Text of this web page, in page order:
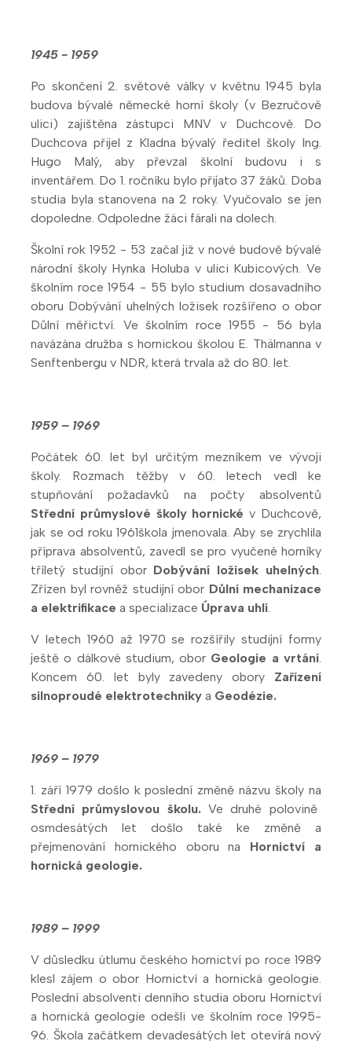
1945 - 1959
Po skončení 2. světové války v květnu 1945 byla
budova bývalé německé horní školy (v Bezručově
ulici) zajištěna zástupci MNV v Duchcově. Do
Duchcova přijel z Kladna bývalý ředitel školy Ing.
Hugo Malý, aby převzal školní budovu i s
inventářem. Do 1. ročníku bylo přijato 37 žáků. Doba
studia byla stanovena na 2 roky. Vyučovalo se jen
dopoledne. Odpoledne žáci fárali na dolech.
Školní rok 1952 - 53 začal již v nové budově bývalé
národní školy Hynka Holuba v ulici Kubicových. Ve
školním roce 1954 - 55 bylo studium dosavadního
oboru Dobývání uhelných ložisek rozšířeno o obor
Důlní měřictví. Ve školním roce 1955 - 56 byla
navázána družba s hornickou školou E. Thälmanna v
Senftenbergu v NDR, která trvala až do 80. let.
1959 – 1969
Počátek 60. let byl určitým mezníkem ve vývoji
školy. Rozmach těžby v 60. letech vedl ke
stupňování požadavků na počty absolventů
Střední průmyslové školy hornickév Duchcově,
jak se od roku 1961škola jmenovala. Aby se zrychlila
příprava absolventů, zavedl se pro vyučené horníky
tříletý studijní obor Dobývání ložisek uhelných.
Zřízen byl rovněž studijní obor Důlní mechanizace
a elektrifikace a specializace Úprava uhlí.
V letech 1960 až 1970 se rozšířily studijní formy
ještě o dálkové studium, obor Geologie a vrtání.
Koncem 60. let byly zavedeny obory Zařízení
silnoproudé elektrotechniky a Geodézie.
1969 – 1979
1. září 1979 došlo k poslední změně názvu školy na
Střední průmyslovou školu. Ve druhé polovině
osmdesátých let došlo také ke změně a
přejmenování hornického oboru na Hornictví a
hornická geologie.
1989 – 1999
V důsledku útlumu českého hornictví po roce 1989
klesl zájem o obor Hornictví a hornická geologie.
Poslední absolventi denního studia oboru Hornictví
a hornická geologie odešli ve školním roce 1995-
96. Škola začátkem devadesátých let otevírá nový